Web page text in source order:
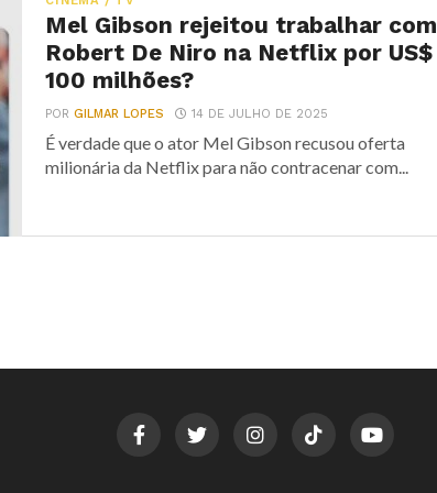
Mel Gibson rejeitou trabalhar com
Robert De Niro na Netflix por US$
100 milhões?
PORGILMAR LOPES 14 DE JULHO DE 2025
É verdade que o ator Mel Gibson recusou oferta
milionária da Netflix para não contracenar com...